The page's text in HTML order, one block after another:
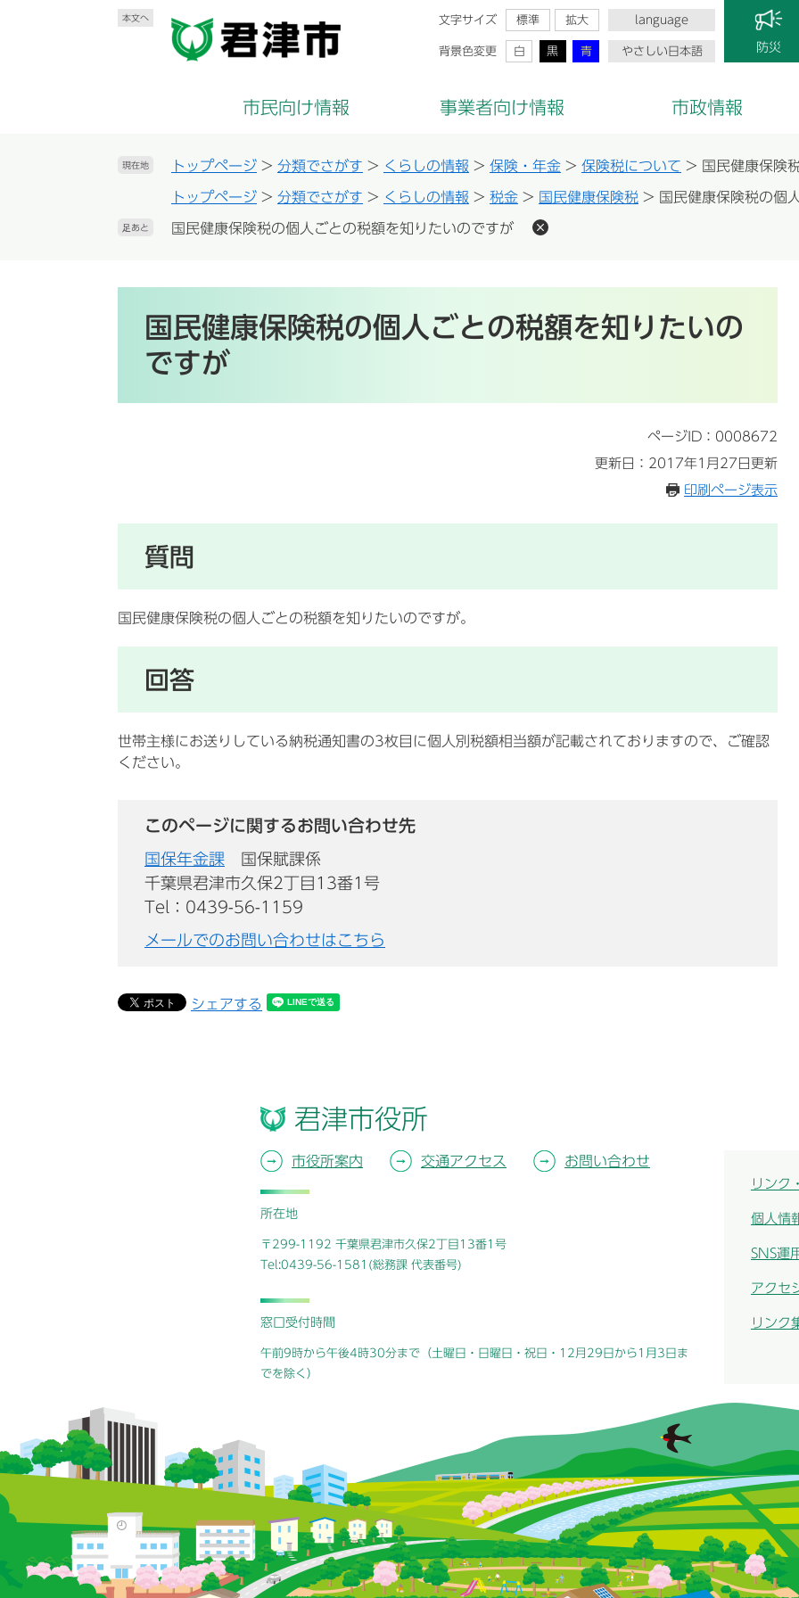
本文へ 文字サイズ 標準 拡大
背景色変更 白 黒 青
language
やさしい日本語 防災
市民向け情報 事業者向け情報 市政情報
現在地 トップページ > 分類でさがす > くらしの情報 > 保険・年金 > 保険税について > 国民健康保険
トップページ > 分類でさがす > くらしの情報 > 税金 > 国民健康保険税 > 国民健康保険税の個
足あと 国民健康保険税の個人ごとの税額を知りたいのですが
国民健康保険税の個人ごとの税額を知りたいの
ですが
ページID：0008672
更新日：2017年1月27日更新
印刷ページ表示
質問
国民健康保険税の個人ごとの税額を知りたいのですが。
回答
世帯主様にお送りしている納税通知書の3枚目に個人別税額相当額が記載されておりますので、ご確認
ください。
このページに関するお問い合わせ先
国保年金課
国保賦課係
千葉県君津市久保2丁目13番1号
Tel：0439-56-1159
メールでのお問い合わせはこちら
シェアする
君津市役所
市役所案内 交通アクセス お問い合わせ
所在地
〒299-1192 千葉県君津市久保2丁目13番1号
Tel:0439-56-1581(総務課 代表番号)
窓口受付時間
午前9時から午後4時30分まで（土曜日・日曜日・祝日・12月29日から1月3日ま
でを除く）
リンク
個人情
SNS運
アクセ
リンク